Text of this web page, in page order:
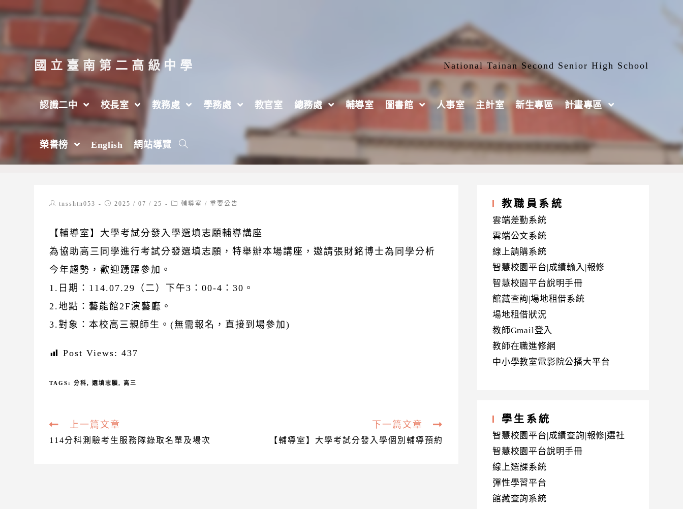
跳
至
要
內
容
國立臺南第二高級中學 National Tainan Second Senior High School
認識二中 校長室 教務處 學務處 教官室 總務處 輔導室 圖書館 人事室 主計室 新生專區 計畫專區
榮譽榜 English 網站導覽
【輔導室】大學考試分發入學選填志願輔導講座
2025 年 > 7 月 > 25 日
Posttnsshtn053
Post2025 / 07 / 25
Post輔導室 / 重要公告
【輔導室】大學考試分發入學選填志願輔導講座
為協助高三同學進行考試分發選填志願，特舉辦本場講座，邀請張財銘博士為同學分析
今年趨勢，歡迎踴躍參加。
1.日期：114.07.29（二）下午3：00-4：30。
2.地點：藝能館2F演藝廳。
3.對象：本校高三親師生。(無需報名，直接到場參加)
Post Views: 437
TAGS:分科, 選填志願, 高三
Read
articles
上一篇文章
114分科測驗考生服務隊錄取名單及場次
下一篇文章
【輔導室】大學考試分發入學個別輔導預約
教職員系統
雲端差勤系統
雲端公文系統
線上請購系統
智慧校園平台|成績輸入|報修
智慧校園平台說明手冊
館藏查詢|場地租借系統
場地租借狀況
教師Gmail登入
教師在職進修網
中小學教室電影院公播大平台
學生系統
智慧校園平台|成績查詢|報修|選社
智慧校園平台說明手冊
線上選課系統
彈性學習平台
館藏查詢系統